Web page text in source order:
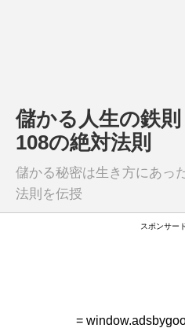
儲かる人生の鉄
108の絶対法則
儲かる秘密は生き方にあっ
法則を伝授
スポンサー
=